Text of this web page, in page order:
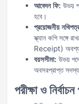
আবেদন ফি: উভয়
হবে।
প্রয়োজনীয়
স্ক্যান কপি সঙ্গে
Receipt) অবশ্যই
বয়সসীমা: উভয়
অবসরপ্রাপ্ত
পরীক্ষা ও